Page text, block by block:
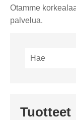
Otamme
palvelua.
Tuotteet